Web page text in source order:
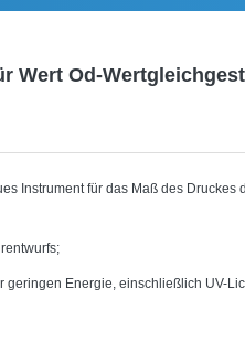
Wert Od-
Instrument für das Maß des
geringen Energie, einschließlich UV-